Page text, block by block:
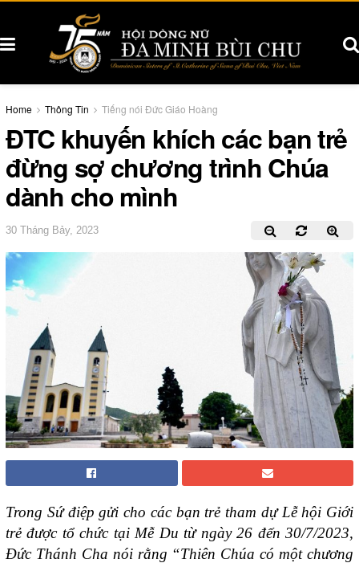
Home Thông Tin Tiếng nói Đức Giáo Hoàng
ĐTC khuyến khích các bạn trẻ
đừng sợ chương trình Chúa
dành cho mình
30 Tháng Bảy, 2023
Trong Sứ điệp gửi cho các bạn trẻ tham dự Lễ hội Giới
trẻ được tổ chức tại Mễ Du từ ngày 26 đến 30/7/2023,
Đức Thánh Cha nói rằng “Thiên Chúa có một chương